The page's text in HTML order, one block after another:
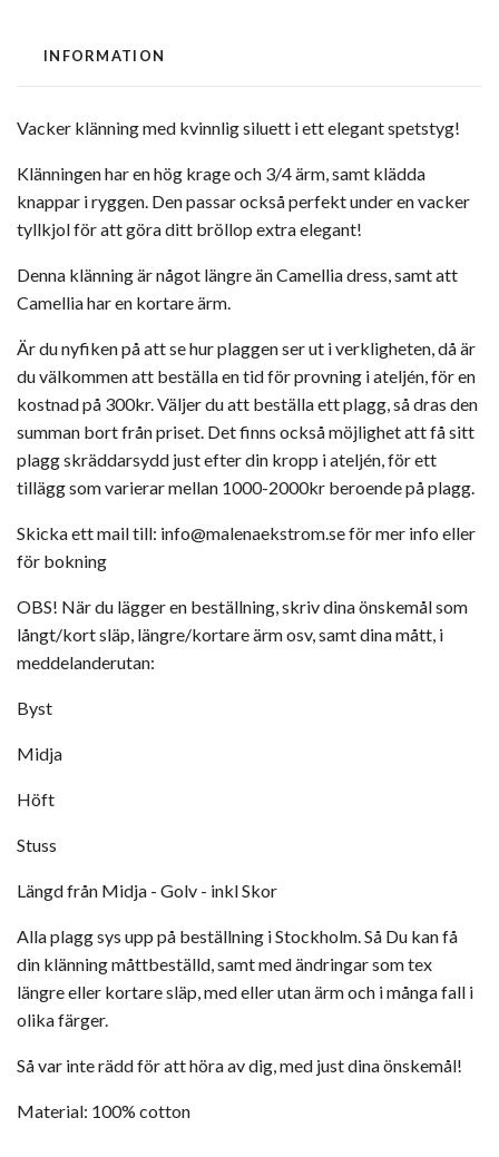
INFORMATION
Vacker klänning med kvinnlig siluett i ett elegant spetstyg!
Klänningen har en hög krage och 3/4 ärm, samt klädda
knappar i ryggen. Denpassar också perfekt under en vacker
tyllkjol för att göra ditt bröllop extra elegant!
Denna klänning är något längre än Camellia dress, samt att
Camellia har en kortare ärm.
Är du nyfiken på att se hur plaggen ser ut i verkligheten, då är
du välkommen att beställa en tid för provning i ateljén, för en
kostnad på 300kr. Väljer du att beställa ett plagg, så dras den
summan bort från priset. Det finns också möjlighet att få sitt
plagg skräddarsydd just efter din kropp i ateljén, för ett
tillägg som varierar mellan 1000-2000kr beroende på plagg.
Skicka ett mail till: info@malenaekstrom.seför mer info eller
för bokning
OBS! När du lägger en beställning, skriv dina önskemål som
långt/kort släp, längre/kortare ärm osv, samt dina mått, i
meddelanderutan:
Byst
Midja
Höft
Stuss
Längd från Midja - Golv - inkl Skor
Alla plagg sys upp på beställning i Stockholm. Så Du kan få
din klänning måttbeställd, samt med ändringar som tex
längre eller kortare släp, med eller utan ärm och i många fall i
olika färger.
Såvar inte rädd för att höra av dig, med just dina önskemål!
Material: 100% cotton